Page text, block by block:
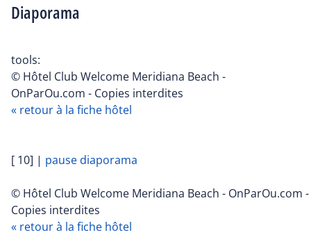
Diaporama
tools:
© Hôtel Club Welcome Meridiana Beach -
OnParOu.com - Copies interdites
« retour à la fiche hôtel
[ 10] | pause diaporama
© Hôtel Club Welcome Meridiana Beach - OnParOu.com -
Copies interdites
« retour à la fiche hôtel